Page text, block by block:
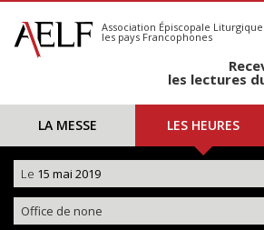
S'abonner
Calendrier
Association Épiscopale Liturgique
les pays Francophones
les lectures
LA MESSE LES HEURES
Le 15 mai 2019
Office de none